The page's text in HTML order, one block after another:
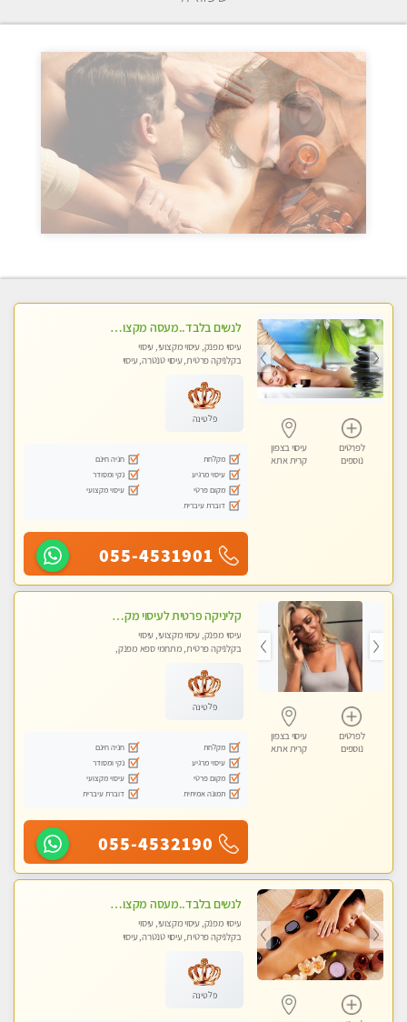
לפרטים
נוספים
עיסוי בצפון
קרית אתא
לנשים בלבד..מעסה מקצועי לנשים בלבד
עיסוי מפנק, עיסוי מקצועי, עיסוי
בקלניקה פרטית, עיסוי טנטרה, עיסוי
פלטינה
מקלחת
חניה חינם
עיסוי מרגיע
נקי ומסודר
מקום פרטי
עיסוי מקצועי
דוברת עיברית
055-4531901
לפרטים
נוספים
עיסוי בצפון
קרית אתא
קליניקה פרטית לעיסוי מקצועי ואלטרנטיבי ברמה גבוהה VIP תתקשר ..... highly recommended..new in the city
עיסוי מפנק, עיסוי מקצועי, עיסוי
בקלניקה פרטית, מתחמי ספא מפנק,
טנטרה, עיסוי מגבר לגבר, עיסוי מגבר
לאישה
פלטינה
מקלחת
חניה חינם
עיסוי מרגיע
נקי ומסודר
מקום פרטי
עיסוי מקצועי
תמונה אמיתית
דוברת עיברית
055-4532190
לנשים בלבד..מעסה מקצועי לנשים בלבד לעיסוי מרגיע ומפנק VIP-מומלץ לחלוטין! פרטי! ​​​​​​
עיסוי מפנק, עיסוי מקצועי, עיסוי
בקלניקה פרטית, עיסוי טנטרה, עיסוי
פלטינה